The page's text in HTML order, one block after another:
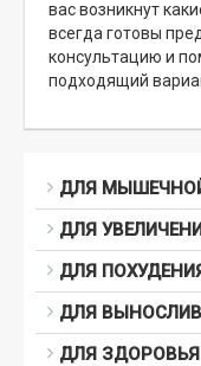
вас возникнут
всегда готовы
консультацию и
подходящий
ДЛЯ
ДЛЯ
ДЛЯ
ДЛЯ
ДЛЯ ЗДОРОВЬЯ